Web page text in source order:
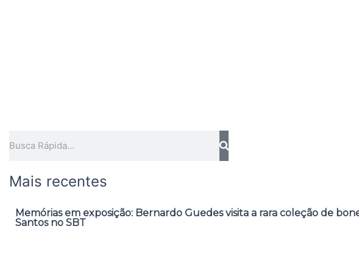
Mais recentes
Memórias em exposição: Bernardo Guedes visita a rara coleção de
Santos no SBT